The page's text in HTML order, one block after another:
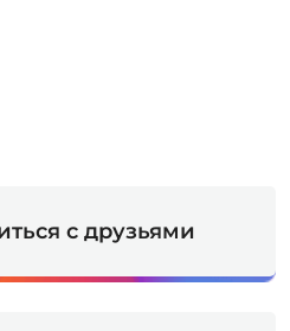
с друзьями